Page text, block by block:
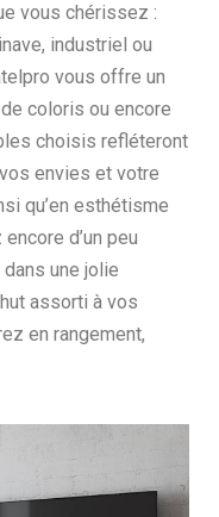
vous chérissez :
industriel ou
vous offre un
coloris ou encore
choisis refléteront
envies et votre
qu’en esthétisme
d’un peu
une jolie
assorti à vos
en rangement,